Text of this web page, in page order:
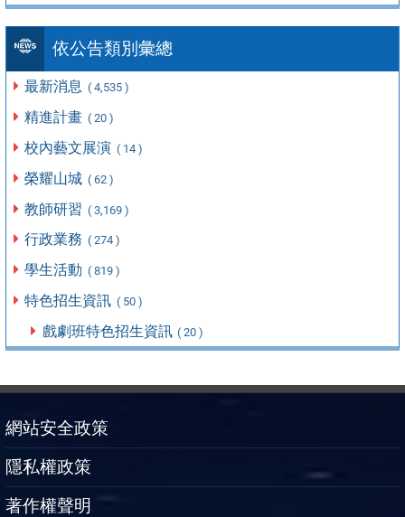
依公告類別彙總
最新消息 ( 4,535 )
精進計畫 ( 20 )
校內藝文展演 ( 14 )
榮耀山城 ( 62 )
教師研習 ( 3,169 )
行政業務 ( 274 )
學生活動 ( 819 )
特色招生資訊 ( 50 )
戲劇班特色招生資訊 ( 20 )
網站安全政策
隱私權政策
著作權聲明